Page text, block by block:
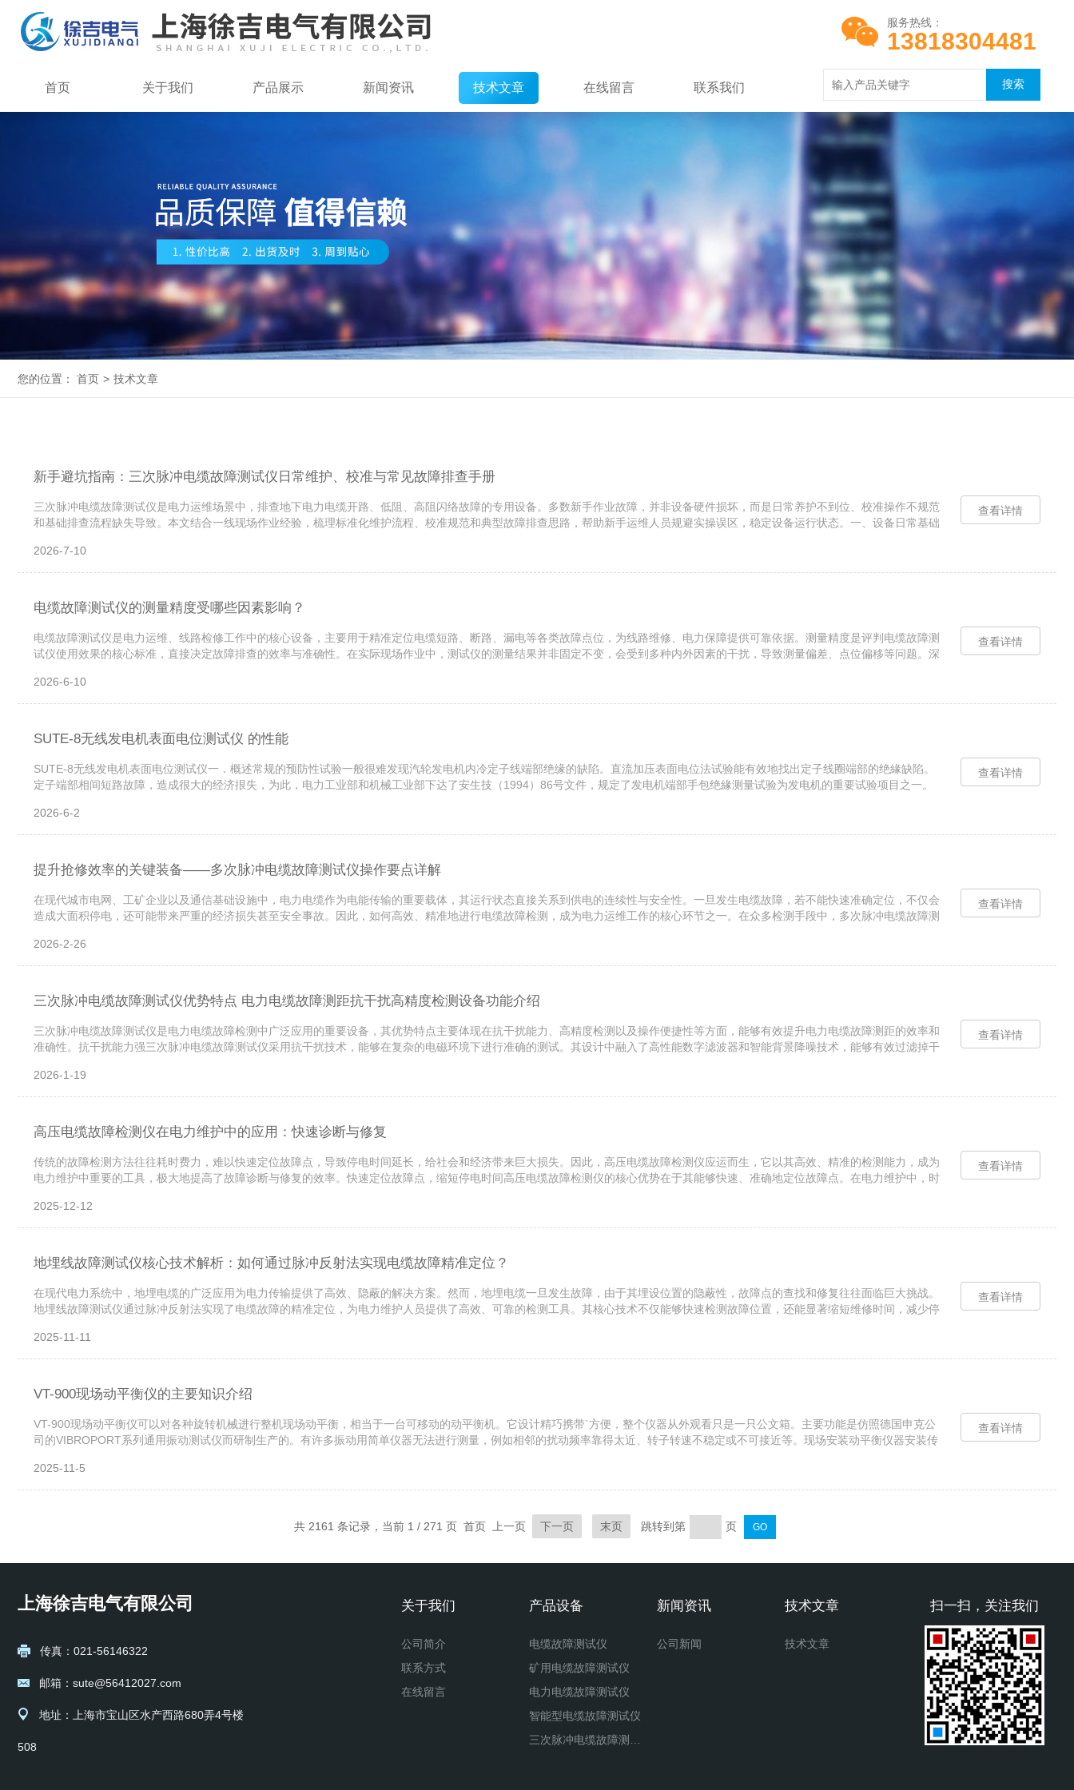
服务热线：
13818304481
首页 关于我们 产品展示 新闻资讯 技术文章 在线留言 联系我们
您的位置： 首页 > 技术文章
新手避坑指南：三次脉冲电缆故障测试仪日常维护、校准与常见故障排查手册
三次脉冲电缆故障测试仪是电力运维场景中，排查地下电力电缆开路、低阻、高阻闪络故障的专用设备。多数新手作业故障，并非设备硬件损坏，而是日常养护不到位、校准操作不规范
和基础排查流程缺失导致。本文结合一线现场作业经验，梳理标准化维护流程、校准规范和典型故障排查思路，帮助新手运维人员规避实操误区，稳定设备运行状态。一、设备日常基础
2026-7-10
查看详情
电缆故障测试仪的测量精度受哪些因素影响？
电缆故障测试仪是电力运维、线路检修工作中的核心设备，主要用于精准定位电缆短路、断路、漏电等各类故障点位，为线路维修、电力保障提供可靠依据。测量精度是评判电缆故障测
试仪使用效果的核心标准，直接决定故障排查的效率与准确性。在实际现场作业中，测试仪的测量结果并非固定不变，会受到多种内外因素的干扰，导致测量偏差、点位偏移等问题。深
2026-6-10
查看详情
SUTE-8无线发电机表面电位测试仪 的性能
SUTE-8无线发电机表面电位测试仪一．概述常规的预防性试验一般很难发现汽轮发电机内冷定子线端部绝缘的缺陷。直流加压表面电位法试验能有效地找出定子线圈端部的绝緣缺陷。
定子端部相间短路故障，造成很大的经济拫失，为此，电力工业部和机械工业部下达了安生技（1994）86号文件，规定了发电机端部手包绝緣测量试验为发电机的重要试验项目之一。
2026-6-2
查看详情
提升抢修效率的关键装备——多次脉冲电缆故障测试仪操作要点详解
在现代城市电网、工矿企业以及通信基础设施中，电力电缆作为电能传输的重要载体，其运行状态直接关系到供电的连续性与安全性。一旦发生电缆故障，若不能快速准确定位，不仅会
造成大面积停电，还可能带来严重的经济损失甚至安全事故。因此，如何高效、精准地进行电缆故障检测，成为电力运维工作的核心环节之一。在众多检测手段中，多次脉冲电缆故障测
2026-2-26
查看详情
三次脉冲电缆故障测试仪优势特点 电力电缆故障测距抗干扰高精度检测设备功能介绍
三次脉冲电缆故障测试仪是电力电缆故障检测中广泛应用的重要设备，其优势特点主要体现在抗干扰能力、高精度检测以及操作便捷性等方面，能够有效提升电力电缆故障测距的效率和
准确性。抗干扰能力强三次脉冲电缆故障测试仪采用抗干扰技术，能够在复杂的电磁环境下进行准确的测试。其设计中融入了高性能数字滤波器和智能背景降噪技术，能够有效过滤掉干
2026-1-19
查看详情
高压电缆故障检测仪在电力维护中的应用：快速诊断与修复
传统的故障检测方法往往耗时费力，难以快速定位故障点，导致停电时间延长，给社会和经济带来巨大损失。因此，高压电缆故障检测仪应运而生，它以其高效、精准的检测能力，成为
电力维护中重要的工具，极大地提高了故障诊断与修复的效率。快速定位故障点，缩短停电时间高压电缆故障检测仪的核心优势在于其能够快速、准确地定位故障点。在电力维护中，时
2025-12-12
查看详情
地埋线故障测试仪核心技术解析：如何通过脉冲反射法实现电缆故障精准定位？
在现代电力系统中，地埋电缆的广泛应用为电力传输提供了高效、隐蔽的解决方案。然而，地埋电缆一旦发生故障，由于其埋设位置的隐蔽性，故障点的查找和修复往往面临巨大挑战。
地埋线故障测试仪通过脉冲反射法实现了电缆故障的精准定位，为电力维护人员提供了高效、可靠的检测工具。其核心技术不仅能够快速检测故障位置，还能显著缩短维修时间，减少停
2025-11-11
查看详情
VT-900现场动平衡仪的主要知识介绍
VT-900现场动平衡仪可以对各种旋转机械进行整机现场动平衡，相当于一台可移动的动平衡机。它设计精巧携带`方便，整个仪器从外观看只是一只公文箱。主要功能是仿照德国申克公
司的VIBROPORT系列通用振动测试仪而研制生产的。有许多振动用简单仪器无法进行测量，例如相邻的扰动频率靠得太近、转子转速不稳定或不可接近等。现场安装动平衡仪器安装传
2025-11-5
查看详情
共 2161 条记录，当前 1 / 271 页 首页 上一页 下一页 末页 跳转到第 页
上海徐吉电气有限公司
传真：021-56146322
邮箱：sute@56412027.com
地址：上海市宝山区水产西路680弄4号楼
508
扫一扫，关注我们
关于我们
公司简介
联系方式
在线留言
产品设备
电缆故障测试仪
矿用电缆故障测试仪
电力电缆故障测试仪
智能型电缆故障测试仪
新闻资讯
公司新闻
技术文章
技术文章